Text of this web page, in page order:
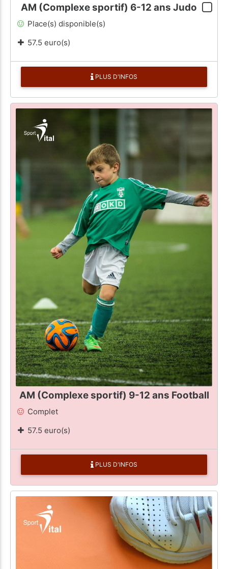
AM (Complexe sportif) 6-12 ans Judo
Place(s) disponible(s)
57.5 euro(s)
PLUS D'INFOS
AM (Complexe sportif) 9-12 ans Football
Complet
57.5 euro(s)
PLUS D'INFOS